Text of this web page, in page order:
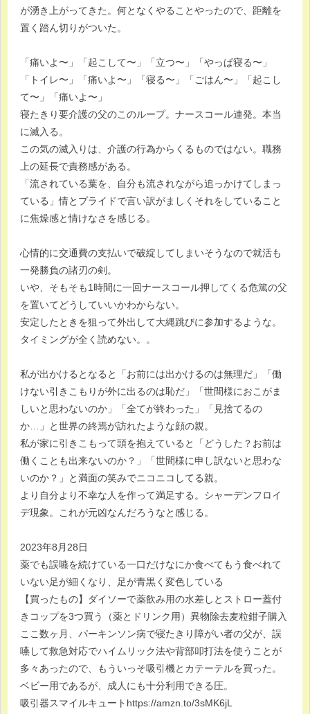
が湧き上がってきた。何となくやることやったので、距離を
置く踏ん切りがついた。
「痛いよ〜」「起こして〜」「立つ〜」「やっぱ寝る〜」
「トイレ〜」「痛いよ〜」「寝る〜」「ごはん〜」「起こし
て〜」「痛いよ〜」
寝たきり要介護の父のこのループ。ナースコール連発。本当
に滅入る。
この気の滅入りは、介護の行為からくるものではない。職務
上の延長で責務感がある。
「流されている葉を、自分も流されながら追っかけてしまっ
ている」情とプライドで言い訳がましくそれをしていること
に焦燥感と情けなさを感じる。
心情的に交通費の支払いで破綻してしまいそうなので就活も
一発勝負の諸刃の剣。
いや、そもそも1時間に一回ナースコール押してくる危篤の父
を置いてどうしていいかわからない。
安定したときを狙って外出して大縄跳びに参加するような。
タイミングが全く読めない。。
私が出かけるとなると「お前には出かけるのは無理だ」「働
けない引きこもりが外に出るのは恥だ」「世間様におこがま
しいと思わないのか」「全てが終わった」「見捨てるの
か…」と世界の終焉が訪れたような顔の親。
私が家に引きこもって頭を抱えていると「どうした？お前は
働くことも出来ないのか？」「世間様に申し訳ないと思わな
いのか？」と満面の笑みでニコニコしてる親。
より自分より不幸な人を作って満足する。シャーデンフロイ
デ現象。これが元凶なんだろうなと感じる。
2023年8月28日
薬でも誤嚥を続けている一口だけなにか食べてもう食べれて
いない足が細くなり、足が青黒く変色している
【買ったもの】ダイソーで薬飲み用の水差しとストロー蓋付
きコップを3つ買う（薬とドリンク用）異物除去麦粒鉗子購入
ここ数ヶ月、パーキンソン病で寝たきり障がい者の父が、誤
嚥して救急対応でハイムリック法や背部叩打法を使うことが
多々あったので、もういっそ吸引機とカテーテルを買った。
ベビー用であるが、成人にも十分利用できる圧。
吸引器スマイルキュートhttps://amzn.to/3sMK6jL